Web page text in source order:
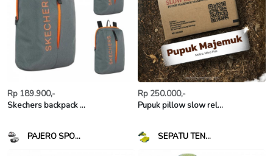
Rp 189.900,-
Skechers backpack ...
Rp 250.000,-
Pupuk pillow slow rel...
PAJERO SPO... SEPATU TEN...